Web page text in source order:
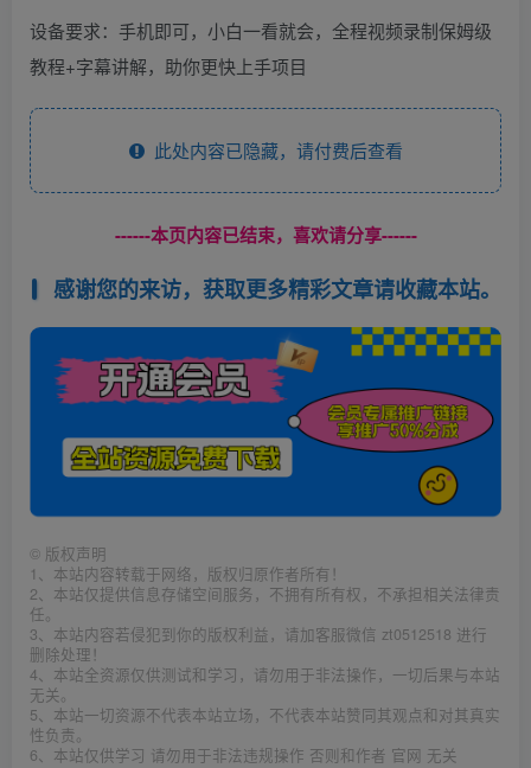
设备要求：手机即可，小白一看就会，全程视频录制保姆级
教程+字幕讲解，助你更快上手项目
此处内容已隐藏，请付费后查看
------本页内容已结束，喜欢请分享------
感谢您的来访，获取更多精彩文章请收藏本站。
© 版权声明
1、本站内容转载于网络，版权归原作者所有！
2、本站仅提供信息存储空间服务，不拥有所有权，不承担相关法律责
任。
3、本站内容若侵犯到你的版权利益，请加客服微信 zt0512518 进行
删除处理！
4、本站全资源仅供测试和学习，请勿用于非法操作，一切后果与本站
无关。
5、本站一切资源不代表本站立场，不代表本站赞同其观点和对其真实
性负责。
6、本站仅供学习 请勿用于非法违规操作 否则和作者 官网 无关